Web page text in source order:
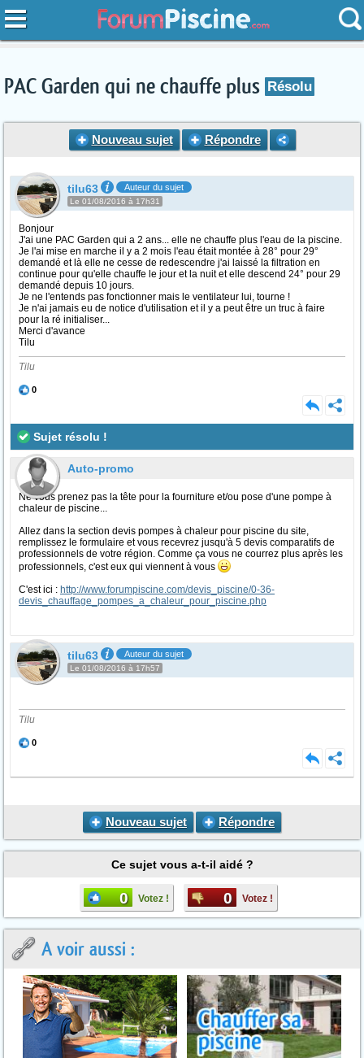
PAC Garden qui ne chauffe plus Résolu
Nouveau sujet Répondre
tilu63 Auteur du sujet
Le 01/08/2016 à 17h31
Bonjour
J'ai une PAC Garden qui a 2 ans... elle ne chauffe plus l'eau de la piscine.
Je l'ai mise en marche il y a 2 mois l'eau était montée à 28° pour 29°
demandé et là elle ne cesse de redescendre j'ai laissé la filtration en
continue pour qu'elle chauffe le jour et la nuit et elle descend 24° pour 29
demandé depuis 10 jours.
Je ne l'entends pas fonctionner mais le ventilateur lui, tourne !
Je n'ai jamais eu de notice d'utilisation et il y a peut être un truc à faire
pour la ré initialiser...
Merci d'avance
Tilu
Tilu
0
Sujet résolu !
Auto-promo
Ne vous prenez pas la tête pour la fourniture et/ou pose d'une pompe à
chaleur de piscine...
Allez dans la section devis pompes à chaleur pour piscine du site,
remplissez le formulaire et vous recevrez jusqu'à 5 devis comparatifs de
professionnels de votre région. Comme ça vous ne courrez plus après les
professionnels, c'est eux qui viennent à vous
C'est ici : http://www.forumpiscine.com/devis_piscine/0-36-
devis_chauffage_pompes_a_chaleur_pour_piscine.php
tilu63 Auteur du sujet
Le 01/08/2016 à 17h57
Tilu
0
Nouveau sujet Répondre
Ce sujet vous a-t-il aidé ?
0 Votez ! 0 Votez !
A voir aussi :